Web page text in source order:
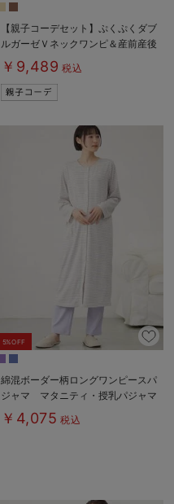
【親子コーデセット】ぷくぷくダブ
ルガーゼＶネックワンピ＆産前産後
使えるレギンスパジャマ&2wayオ
ール 出産準備 ギフト マタニテ
ィ・産後
￥9,489 税込
5%OFF
綿混ボーダー柄ロングワンピースパ
ジャマ マタニティ・授乳パジャマ
【出産後も長く使える】fairy（フェ
アリー）
￥4,075 税込